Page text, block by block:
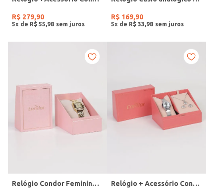
R$ 279,90
5x de R$ 55 98
R$ 169,90
5x de R$ 33 98
Relógio Condor Feminino DOURADO Relógio + Acessório Condor Feminino PRATA